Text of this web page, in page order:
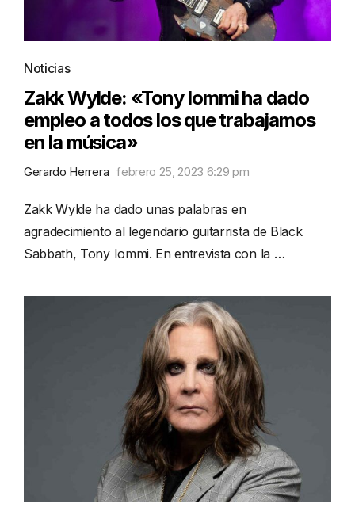
Noticias
Zakk Wylde: «Tony Iommi ha dado
empleo a todos los que trabajamos
en la música»
Gerardo Herrera febrero 25, 2023 6:29 pm
Zakk Wylde ha dado unas palabras en
agradecimiento al legendario guitarrista de Black
Sabbath, Tony Iommi. En entrevista con la …